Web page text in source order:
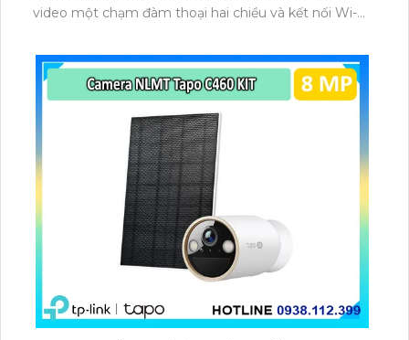
video một chạm đàm thoại hai chiều và kết nối Wi-Fi
microSD tối đa 256GB hoặc lưu đám mây dễ lắp đặt
cho gia đình và văn phòng nhỏ.